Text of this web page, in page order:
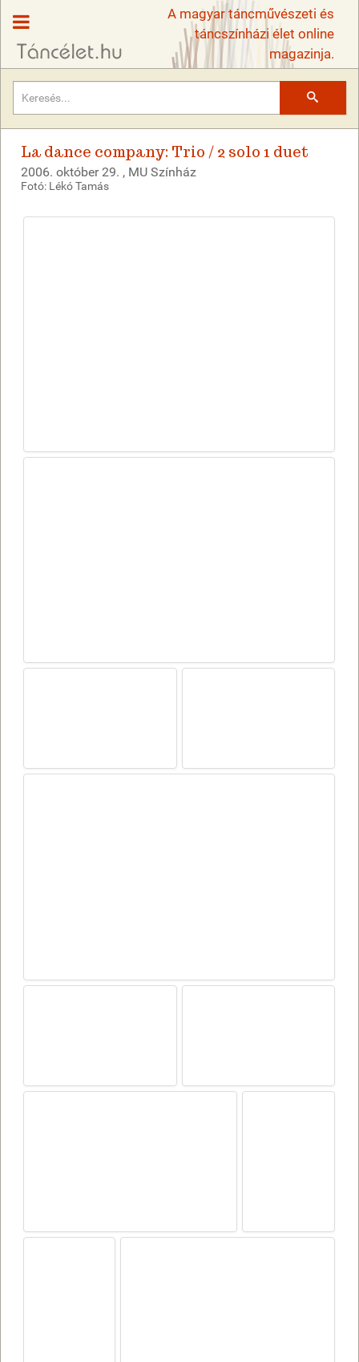
A magyar táncművészeti és
táncszínházi élet online
magazinja.
La dance company: Trio / 2 solo 1 duet
2006. október 29. , MU Színház
Fotó: Lékó Tamás